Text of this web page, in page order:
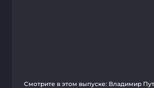
Смотрите в этом выпуске: Владимир